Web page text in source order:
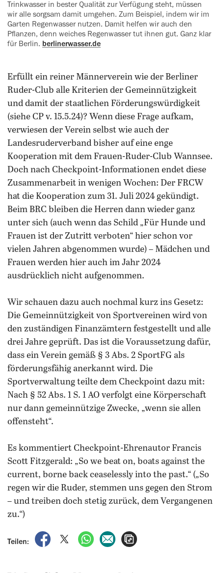
Trinkwasser in ‍bester Qualität zur Verfügung steht, müssen
wir alle sorgsam damit ‍umgehen. Zum Beispiel, indem wir im
Garten Regenwasser nutzen. Damit helfen wir auch den
Pflanzen, denn weiches Regenwasser tut ihnen gut. Ganz klar
für Berlin. berlinerwasser.de
Erfüllt ein reiner Männerverein wie der Berliner
Ruder-Club alle Kriterien der Gemeinnützigkeit
und damit der staatlichen Förderungswürdigkeit
(siehe CP v. 15.5.24)? Wenn diese Frage aufkam,
verwiesen der Verein selbst wie auch der
Landesruderverband bisher auf eine enge
Kooperation mit dem Frauen-Ruder-Club Wannsee.
Doch nach Checkpoint-Informationen endet diese
Zusammenarbeit in wenigen Wochen: Der FRCW
hat die Kooperation zum 31. Juli 2024 gekündigt.
Beim BRC bleiben die Herren dann wieder ganz
unter sich (auch wenn das Schild „Für Hunde und
Frauen ist der Zutritt verboten“ hier schon vor
vielen Jahren abgenommen wurde) – Mädchen und
Frauen werden hier auch im Jahr 2024
ausdrücklich nicht aufgenommen.
Wir schauen dazu auch nochmal kurz ins Gesetz:
Die Gemeinnützigkeit von Sportvereinen wird von
den zuständigen Finanzämtern festgestellt und alle
drei Jahre geprüft. Das ist die Voraussetzung dafür,
dass ein Verein gemäß § 3 Abs. 2 SportFG als
förderungsfähig anerkannt wird. Die
Sportverwaltung teilte dem Checkpoint dazu mit:
Nach § 52 Abs. 1 S. 1 AO verfolgt eine Körperschaft
nur dann gemeinnützige Zwecke, „wenn sie allen
offensteht“.
Es kommentiert Checkpoint-Ehrenautor Francis
Scott Fitzgerald: „So we beat on, boats against the
current, borne back ceaselessly into the past.“ („So
regen wir die Ruder, stemmen uns gegen den Strom
– und treiben doch stetig zurück, dem Vergangenen
zu.“)
Teilen:
auf Facebook teilen
auf X teilenper WhatsApp teilen
per E-Mail teilen